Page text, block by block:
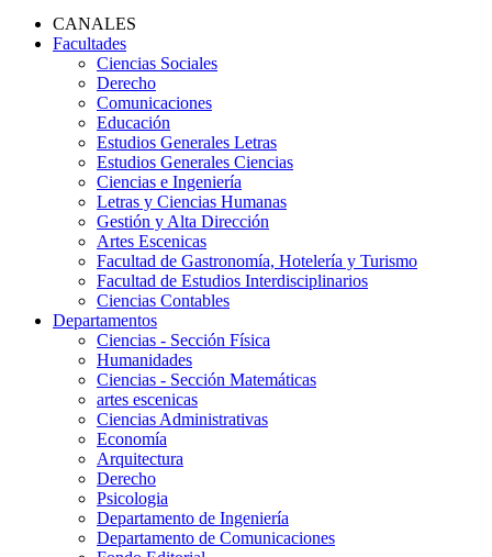
CANALES
Facultades
Ciencias Sociales
Derecho
Comunicaciones
Educación
Estudios Generales Letras
Estudios Generales Ciencias
Ciencias e Ingeniería
Letras y Ciencias Humanas
Gestión y Alta Dirección
Artes Escenicas
Facultad de Gastronomía, Hotelería y Turismo
Facultad de Estudios Interdisciplinarios
Ciencias Contables
Departamentos
Ciencias - Sección Física
Humanidades
Ciencias - Sección Matemáticas
artes escenicas
Ciencias Administrativas
Economía
Arquitectura
Derecho
Psicologia
Departamento de Ingeniería
Departamento de Comunicaciones